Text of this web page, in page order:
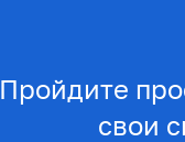
Пройдите
свои